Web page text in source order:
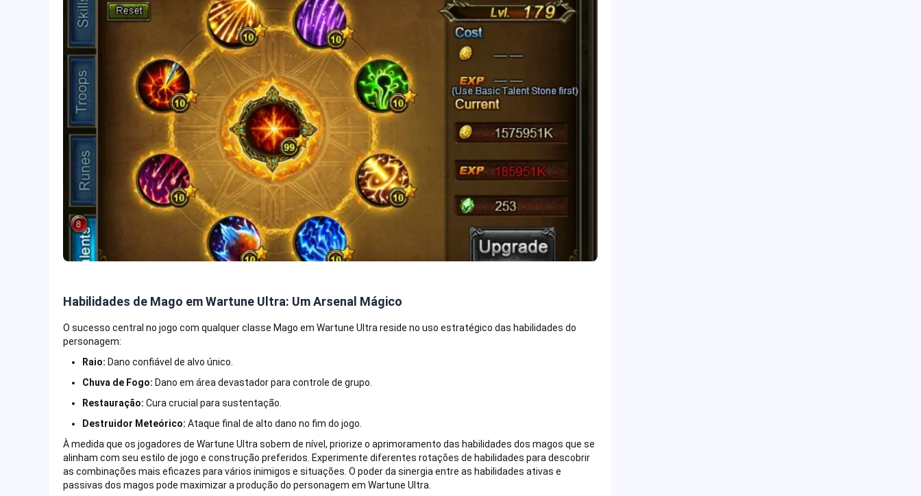
Habilidades de Mago em Wartune Ultra: Um Arsenal Mágico
O sucesso central no jogo com qualquer classe Mago em Wartune Ultra reside no uso estratégico das habilidades do
personagem:
Raio: Dano confiável de alvo único.
Chuva de Fogo: Dano em área devastador para controle de grupo.
Restauração: Cura crucial para sustentação.
Destruidor Meteórico: Ataque final de alto dano no fim do jogo.
À medida que os jogadores de Wartune Ultra sobem de nível, priorize o aprimoramento das habilidades dos magos que se
alinham com seu estilo de jogo e construção preferidos. Experimente diferentes rotações de habilidades para descobrir
as combinações mais eficazes para vários inimigos e situações. O poder da sinergia entre as habilidades ativas e
passivas dos magos pode maximizar a produção do personagem em Wartune Ultra.